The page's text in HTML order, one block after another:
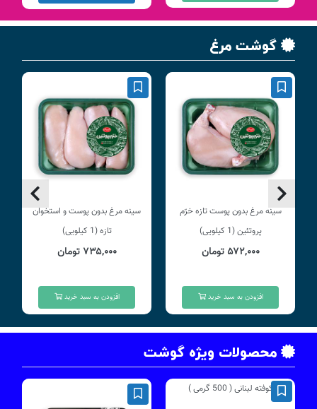
گوشت مرغ
سینه مرغ بدون پوست تازه خرّم
پروتئین (1 کیلویی)
۵۷۲,۰۰۰ تومان
افزودن به سبد خرید
سینه مرغ بدون پوست و استخوان
تازه (1 کیلویی)
۷۳۵,۰۰۰ تومان
افزودن به سبد خرید
محصولات ویژه گوشت
کوفته لبنانی ( 500 گرمی )